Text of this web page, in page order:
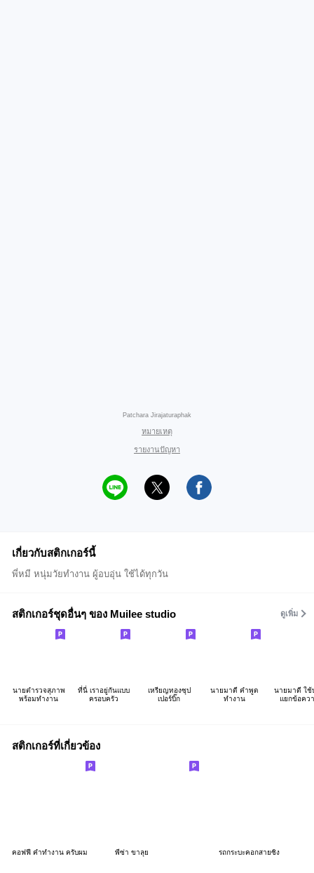
Patchara Jirajaturaphak
หมายเหตุ
รายงานปัญหา
เกี่ยวกับสติกเกอร์นี้
พี่หมี หนุ่มวัยทำงาน ผู้อบอุ่น ใช้ได้ทุกวัน
สติกเกอร์ชุดอื่นๆ ของ Muilee studio ดูเพิ่ม
นายตำรวจสุภาพ
พร้อมทำงาน
ที่นี่ เราอยู่กันแบบ
ครอบครัว
เหรียญทองซุป
เปอร์บิ๊ก
นายมาดี คำพูด
ทำงาน
นายมาดี ใช้
แยกข้อคว
สติกเกอร์ที่เกี่ยวข้อง
คอฟฟี่ คำทำงาน ครับผม พี่ซ่า ขาลุย รถกระบะคอกสายซิ่ง